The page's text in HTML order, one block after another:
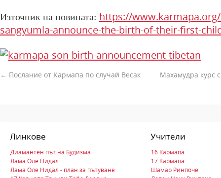
Източник на новината: https://
sangyumla-announce-the-birth-of-their-first-
← Послание от Кармапа по случай Весак Махамудра курс
Линкове
Диамантен път на Будизма
Лама Оле Нидал
Лама Оле Нидал - план за пътуване
Учители
16 Кармапа
17 Кармапа
Шамар Ринпоче